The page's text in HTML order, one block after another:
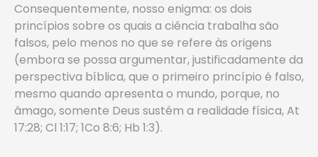
Consequentemente, nosso enigma: os dois
princípios sobre os quais a ciência trabalha são
falsos, pelo menos no que se refere às origens
(embora se possa argumentar, justificadamente da
perspectiva bíblica, que o primeiro princípio é falso,
mesmo quando apresenta o mundo, porque, no
âmago, somente Deus sustém a realidade física, At
17:28; Cl 1:17; 1Co 8:6; Hb 1:3).